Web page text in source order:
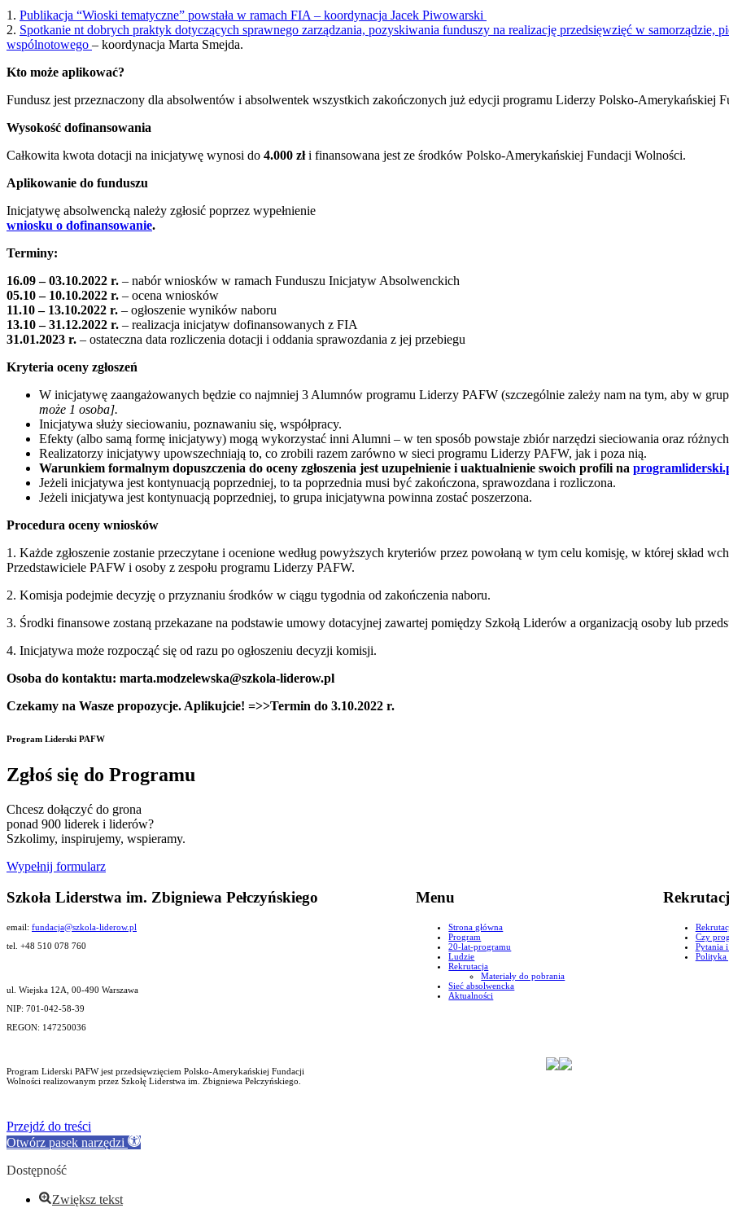
1. Publikacja “Wioski tematyczne” powstała w ramach FIA – koordynacja Jacek Piwowarski
2. Spotkanie nt dobrych praktyk dotyczących sprawnego zarządzania, pozyskiwania funduszy na realizację przedsięwzięć w samorządzie,
wspólnotowego – koordynacja Marta Smejda.
Kto może aplikować?
Fundusz jest przeznaczony dla absolwentów i absolwentek wszystkich zakończonych już edycji programu Liderzy Polsko-Amerykańskiej
Wysokość dofinansowania
Całkowita kwota dotacji na inicjatywę wynosi do 4.000 złi finansowana jest ze środków Polsko-Amerykańskiej Fundacji Wolności.
Aplikowanie do funduszu
Inicjatywę absolwencką należy zgłosić poprzez wypełnienie
wniosku o dofinansowanie.
Terminy:
16.09 – 03.10.2022 r. – nabór wniosków w ramach Funduszu Inicjatyw Absolwenckich
05.10 – 10.10.2022 r. – ocena wniosków
11.10 – 13.10.2022 r. – ogłoszenie wyników naboru
13.10 – 31.12.2022 r. – realizacja inicjatyw dofinansowanych z FIA
31.01.2023 r. – ostateczna data rozliczenia dotacji i oddania sprawozdania z jej przebiegu
Kryteria oceny zgłoszeń
W inicjatywę zaangażowanych będzie co najmniej 3 Alumnów programu Liderzy PAFW (szczególnie zależy nam na tym, aby w
może 1 osoba].
Inicjatywa służy sieciowaniu, poznawaniu się, współpracy.
Efekty (albo samą formę inicjatywy) mogą wykorzystać inni Alumni – w ten sposób powstaje zbiór narzędzi sieciowania oraz
Realizatorzy inicjatywy upowszechniają to, co zrobili razem zarówno w sieci programu Liderzy PAFW, jak i poza nią.
Warunkiem formalnym dopuszczenia do oceny zgłoszenia jest uzupełnienie i uaktualnienie swoich profili na
Jeżeli inicjatywa jest kontynuacją poprzedniej, to ta poprzednia musi być zakończona, sprawozdana i rozliczona.
Jeżeli inicjatywa jest kontynuacją poprzedniej, to grupa inicjatywna powinna zostać poszerzona.
Procedura oceny wniosków
1. Każde zgłoszenie zostanie przeczytane i ocenione według powyższych kryteriów przez powołaną w tym celu komisję, w której skład
Przedstawiciele PAFW i osoby z zespołu programu Liderzy PAFW.
2. Komisja podejmie decyzję o przyznaniu środków w ciągu tygodnia od zakończenia naboru.
3. Środki finansowe zostaną przekazane na podstawie umowy dotacyjnej zawartej pomiędzy Szkołą Liderów a organizacją osoby lub
4. Inicjatywa może rozpocząć się od razu po ogłoszeniu decyzji komisji.
Osoba do kontaktu: marta.modzelewska@szkola-liderow.pl
Czekamy na Wasze propozycje. Aplikujcie! =>>Termin do 3.10.2022 r.
Program Liderski PAFW
Zgłoś się do Programu
Chcesz dołączyć do grona
ponad 900 liderek i liderów?
Szkolimy, inspirujemy, wspieramy.
Wypełnij formularz
Szkoła Liderstwa im. Zbigniewa Pełczyńskiego
email: fundacja@szkola-liderow.pl
tel. +48 510 078 760
ul. Wiejska 12A, 00-490 Warszawa
NIP: 701-042-58-39
REGON: 147250036
Menu
Strona główna
Program
20-lat-programu
Ludzie
Rekrutacja
Materiały do pobrania
Sieć absolwencka
Aktualności
Czy
Pytania
Polityka
Program Liderski PAFW jest przedsięwzięciem Polsko-Amerykańskiej Fundacji
Wolności realizowanym przez Szkołę Liderstwa im. Zbigniewa Pełczyńskiego.
Przejdź do treści
Otwórz pasek narzędzi
Dostępność
Zwiększ tekst